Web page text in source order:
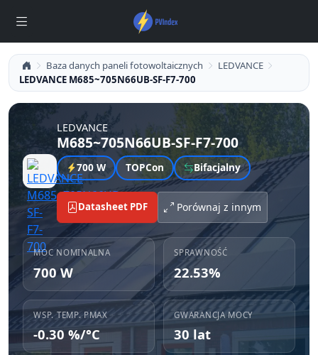
Baza danych paneli fotowoltaicznych
LEDVANCE
LEDVANCE M685~705N66UB-SF-F7-700
LEDVANCE
M685~705N66UB-SF-F7-700
700 W TOPCon Bifacjalny
Datasheet PDF Porównaj z innym
MOC NOMINALNA
700 W
SPRAWNOŚĆ
22.53%
WSP. TEMP. PMAX
-0.30 %/°C
GWARANCJA MOCY
30 lat